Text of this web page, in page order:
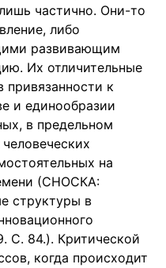
частично. Они-то
либо
развивающим
Их отличительные
привязанности к
и единообразии
в предельном
на
(СНОСКА:
структуры в
С. 84.). Критической
когда происходит